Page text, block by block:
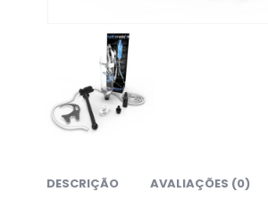
DESCRIÇÃO AVALIAÇÕES (0)